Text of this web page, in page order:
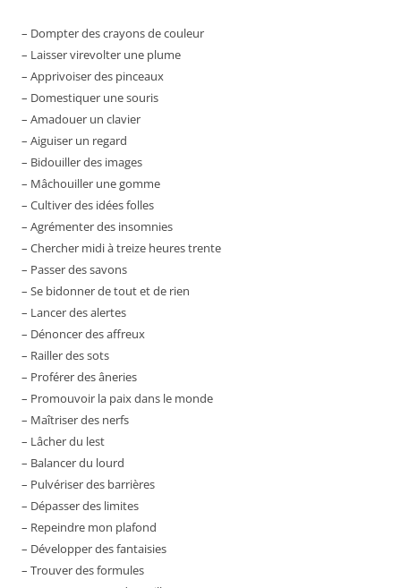
– Dompter des crayons de couleur
– Laisser virevolter une plume
– Apprivoiser des pinceaux
– Domestiquer une souris
– Amadouer un clavier
– Aiguiser un regard
– Bidouiller des images
– Mâchouiller une gomme
– Cultiver des idées folles
– Agrémenter des insomnies
– Chercher midi à treize heures trente
– Passer des savons
– Se bidonner de tout et de rien
– Lancer des alertes
– Dénoncer des affreux
– Railler des sots
– Proférer des âneries
– Promouvoir la paix dans le monde
– Maîtriser des nerfs
– Lâcher du lest
– Balancer du lourd
– Pulvériser des barrières
– Dépasser des limites
– Repeindre mon plafond
– Développer des fantaisies
– Trouver des formules